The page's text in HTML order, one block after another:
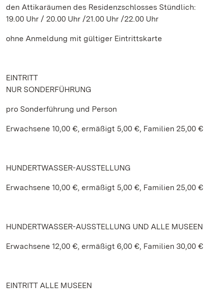
den Attikaräumen des Residenzschlosses Stündlich:
19.00 Uhr / 20.00 Uhr /21.00 Uhr /22.00 Uhr
ohne Anmeldung mit gültiger Eintrittskarte
EINTRITT
NUR SONDERFÜHRUNG
pro Sonderführung und Person
Erwachsene 10,00 €, ermäßigt 5,00 €, Familien 25,00 €
HUNDERTWASSER-AUSSTELLUNG
Erwachsene 10,00 €, ermäßigt 5,00 €, Familien 25,00 €
HUNDERTWASSER-AUSSTELLUNG UND ALLE MUSEEN
Erwachsene 12,00 €, ermäßigt 6,00 €, Familien 30,00 €
EINTRITT ALLE MUSEEN